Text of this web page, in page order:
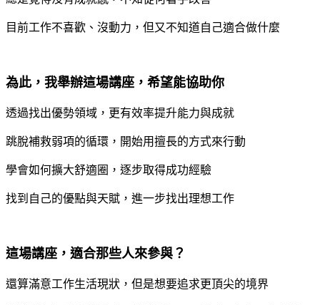
目前工作不喜歡、沒動力，但又不知道自己適合做什麼
為此，我舉辦這場講座，希望能協助你
透過找出優勢領域，更有效率提升能力與成就
跳脫補救弱項的循環，開始用擅長的方式來行動
學會如何擴大舒適圈，逐步取得成功經驗
找到自己的優點與天賦，進一步找出理想工作
這場講座，適合那些人來參與？
還算滿意工作生活現狀，但是想要追求更頂尖的境界